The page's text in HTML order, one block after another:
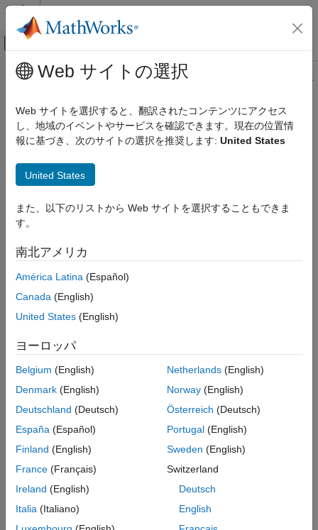
コンテンツへスキップ
オフキャンバス ナビゲーション メ
ドキュメンテーションのホーム
Lidar Toolbox
LiDAR データの収集とセンサー シミュレーシ
Ouster LiDAR センサー
Lidar Toolbox Support Package for Ouster
Lidar Sensors のダウンロードとインストー
ル
サポート パッケージのインストール、更
メインコンテンツ
このページの内容は最新ではありません。最新版の英語を参照す
Lidar ToolboxSupport Package for
OusterLidar Sensorsのダウンロー
ドとインストール
Lidar Toolbox™ Support Package for Ouster® Lidar Sensors
使用すると、サポートされている次の Ouster LiDAR センサーか
OS1-32
OS1-64
OS0-128
OS1-128
OS2-128
Web サイトの選択
Web サイトを選択すると、翻訳されたコンテンツにアクセス
し、地域のイベントやサービスを確認できます。現在の位置情
報に基づき、次のサイトの選択を推奨します: United States
United States
また、以下のリストから Web サイトを選択することもできま
す。
南北アメリカ
América Latina (Español)
Canada (English)
United States (English)
ヨーロッパ
Belgium (English)
Denmark (English)
Deutschland (Deutsch)
España (Español)
Finland (English)
France (Français)
Ireland (English)
Italia (Italiano)
Netherlands(English)
Norway(English)
Österreich (Deutsch)
Portugal(English)
Sweden (English)
Switzerland
Deutsch
English